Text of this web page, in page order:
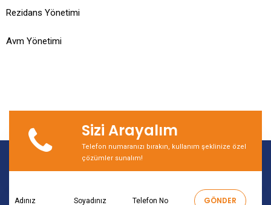
Rezidans Yönetimi
Avm Yönetimi
Sizi Arayalım
Telefon numaranızı bırakın, kullanım şeklinize özel
çözümler sunalım!